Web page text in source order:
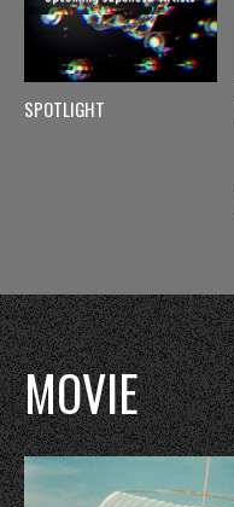
SPOTLIGHT
MOVIE